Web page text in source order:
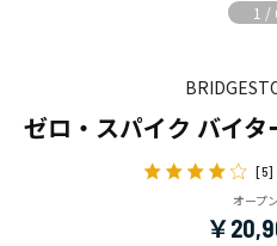
1 /
ゼロ・スパイク バイタ
[5]
オープ
￥